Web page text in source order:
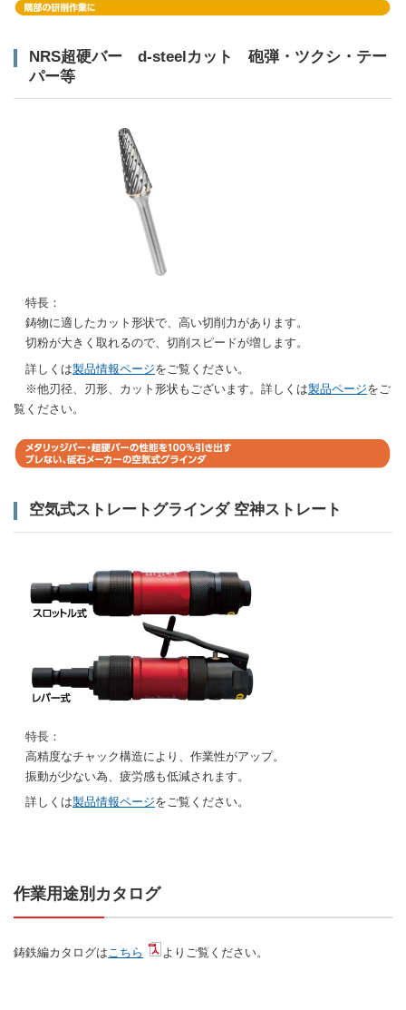
NRS超硬バー d-steelカット 砲弾・ツクシ・テー
パー等
特長：
鋳物に適したカット形状で、高い切削力があります。
切粉が大きく取れるので、切削スピードが増します。
詳しくは製品情報ページをご覧ください。
※他刃径、刃形、カット形状もございます。詳しくは製品ページをご
覧ください。
空気式ストレートグラインダ 空神ストレート
特長：
高精度なチャック構造により、作業性がアップ。
振動が少ない為、疲労感も低減されます。
詳しくは製品情報ページをご覧ください。
作業用途別カタログ
鋳鉄編カタログはこちら よりご覧ください。